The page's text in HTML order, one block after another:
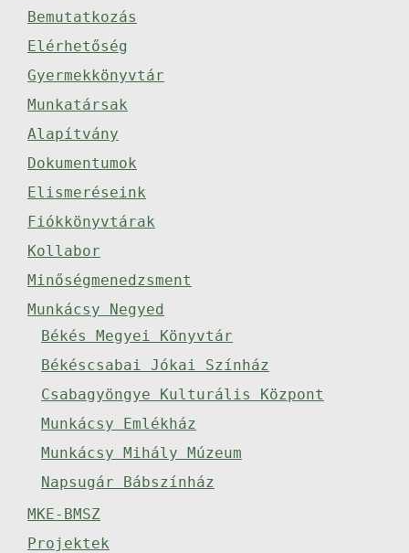
Bemutatkozás
Elérhetőség
Gyermekkönyvtár
Munkatársak
Alapítvány
Dokumentumok
Elismeréseink
Fiókkönyvtárak
Kollabor
Minőségmenedzsment
Munkácsy Negyed
Békés Megyei Könyvtár
Békéscsabai Jókai Színház
Csabagyöngye Kulturális Központ
Munkácsy Emlékház
Munkácsy Mihály Múzeum
Napsugár Bábszínház
MKE-BMSZ
Projektek